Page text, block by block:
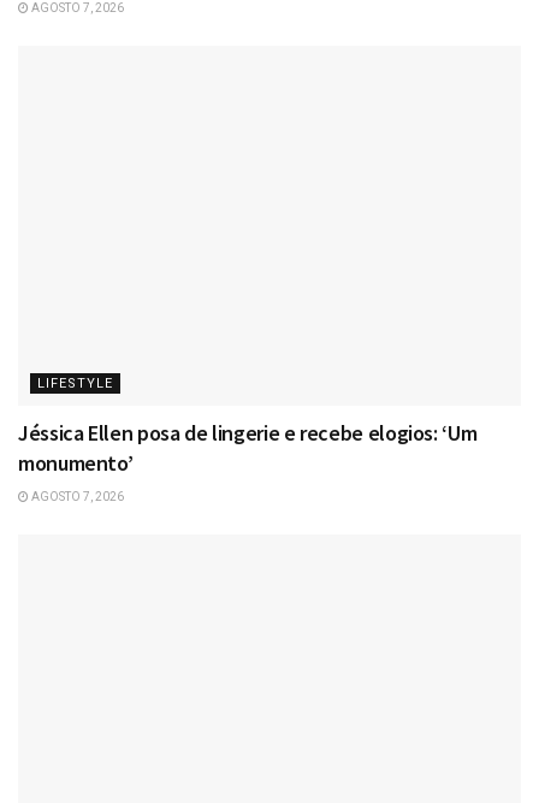
AGOSTO 7, 2026
LIFESTYLE
Jéssica Ellen posa de lingerie e recebe elogios: ‘Um
monumento’
AGOSTO 7, 2026